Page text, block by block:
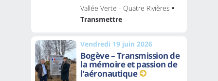
Vallée Verte - Quatre Rivières •
Transmettre
Vendredi 19 juin 2026
Bogève – Transmission de
la mémoire et passion de
l’aéronautique